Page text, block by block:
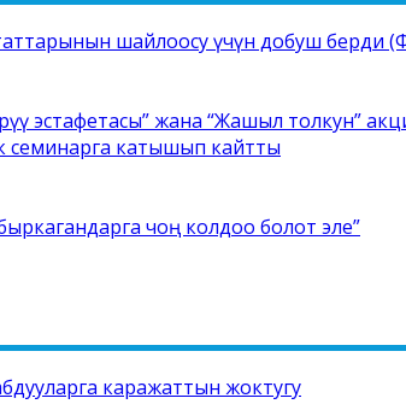
шайлоосу үчүн добуш берди
эстафетасы” жана “Жашыл толкун”
семинарга катышып кайтты
чоң колдоо болот эле”
каражаттын жоктугу